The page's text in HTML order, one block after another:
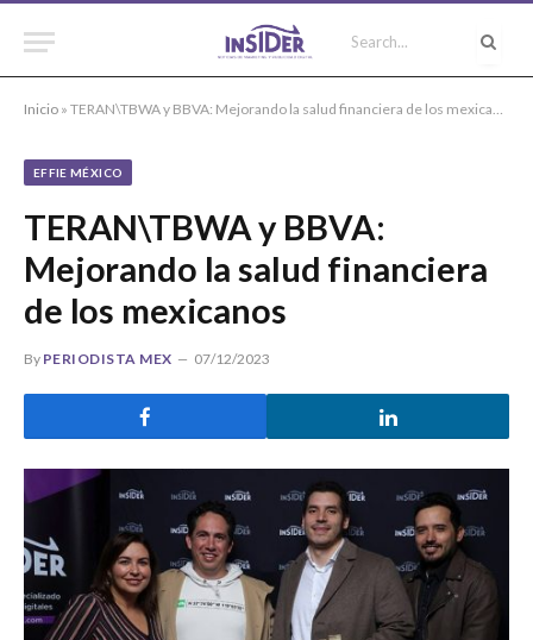
Inicio » TERAN\TBWA y BBVA: Mejorando la salud financiera de los mexicanos
EFFIE MÉXICO
TERAN\TBWA y BBVA:
Mejorando la salud financiera
de los mexicanos
By PERIODISTA MEX 07/12/2023